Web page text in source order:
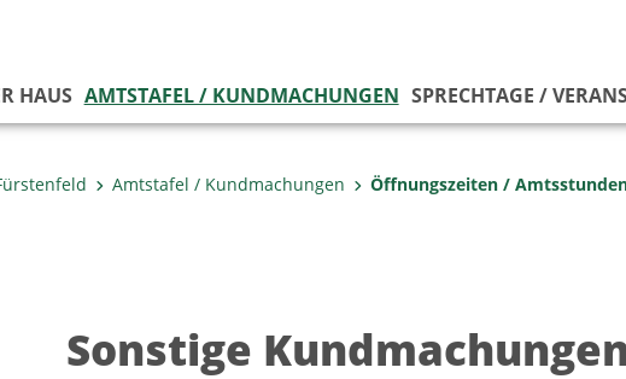
HAUS AMTSTAFEL / KUNDMACHUNGEN SPRECHTAGE /
Amtstafel / Kundmachungen Öffnungszeiten /
Sonstige